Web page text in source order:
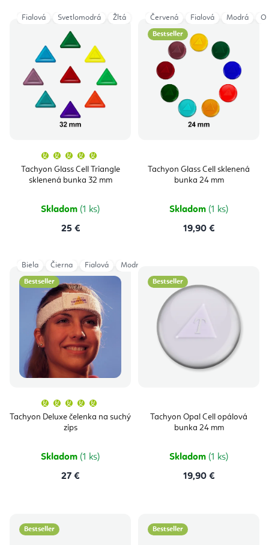
Tachyon Glass Cell Triangle
sklenená bunka 32 mm
produktu
je
5,0
Skladom (1 ks)
25 €
Fialová Svetlomodrá Žltá
Bestseller
Tachyon Glass Cell sklenená
bunka 24 mm
Skladom (1 ks)
19,90 €
Červená Fialová Modrá
Bestseller
Tachyon Deluxe čelenka na suchý
zips
produktu
je
Skladom (1 ks)
27 €
Biela Čierna Fialová Modrá
Bestseller
Tachyon Opal Cell opálová
bunka 24 mm
Skladom (1 ks)
19,90 €
Bestseller Bestseller